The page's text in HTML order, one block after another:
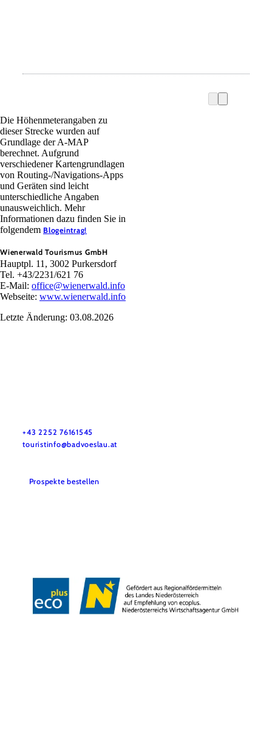
Die Höhenmeterangaben zu
dieser Strecke wurden auf
Grundlage der A-MAP
berechnet. Aufgrund
verschiedener Kartengrundlagen
von Routing-/Navigations-Apps
und Geräten sind leicht
unterschiedliche Angaben
unausweichlich. Mehr
Informationen dazu finden Sie in
folgendem Blogeintrag!
Wienerwald Tourismus GmbH
Hauptpl. 11, 3002 Purkersdorf
Tel. +43/2231/621 76
E-Mail: office@wienerwald.info
Webseite: www.wienerwald.info
Letzte Änderung: 03.08.2026
+43 2252 76161545
touristinfo@badvoeslau.at
Prospekte bestellen